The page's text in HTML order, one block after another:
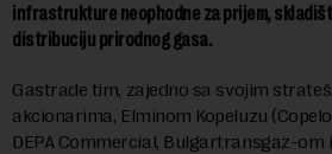
infrastrukture neophodne za prijem,
distribuciju prirodnog gasa.
Gastrade tim, zajedno sa svojim
akcionarima, Elminom Kopeluzu
DEPA Commercial, Bulgartransgaz-om